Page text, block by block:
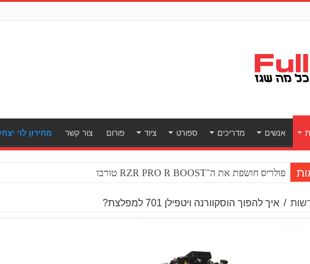
אנשים מדריכים ספורט ציוד פורום צור קשר מחירון לוי
פולריס חושפת את ה־RZR PRO R BOOST טורבו
/ איך להפוך הוסקוורנה ויטפילן 701 למפלצת?